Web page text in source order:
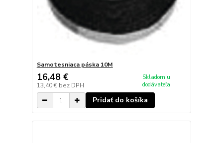
Samotesniaca páska 10M
16,48 €
13,40 € bez DPH
Skladom u
dodávateľa
Pridať do košíka